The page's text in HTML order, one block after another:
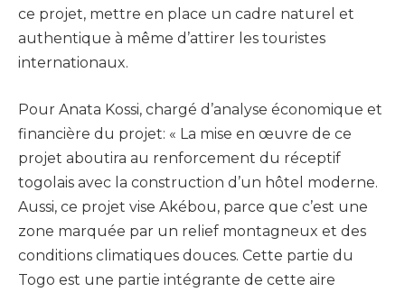
ce projet, mettre en place un cadre naturel et
authentique à même d’attirer les touristes
internationaux.
Pour Anata Kossi, chargé d’analyse économique et
financière du projet: « La mise en œuvre de ce
projet aboutira au renforcement du réceptif
togolais avec la construction d’un hôtel moderne.
Aussi, ce projet vise Akébou, parce que c’est une
zone marquée par un relief montagneux et des
conditions climatiques douces. Cette partie du
Togo est une partie intégrante de cette aire